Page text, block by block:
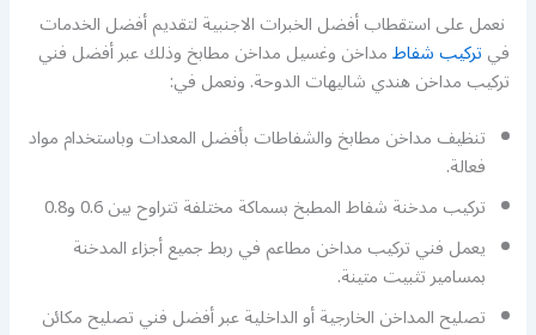
نعمل على استقطاب أفضل الخبرات الاجنبية لتقديم أفضل الخدمات
فيتركيب شفاطمداخن وغسيل مداخن مطابخ وذلك عبر أفضل فني
تركيب مداخن هندي شاليهات الدوحة. ونعمل في:
تنظيف مداخن مطابخ والشفاطات بأفضل المعدات وباستخدام مواد
فعالة.
تركيب مدخنة شفاط المطبخ بسماكة مختلفة تتراوح بين 0.6 و0.8
يعمل فني تركيب مداخن مطاعم في ربط جميع أجزاء المدخنة
بمسامير تثبيت متينة.
تصليح المداخن الخارجية أو الداخلية عبر أفضل فني تصليح مكائن